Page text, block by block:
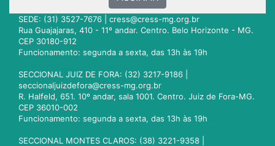
SEDE: (31) 3527-7676 | cress@cress-mg.org.br
Rua Guajajaras, 410 - 11º andar. Centro. Belo Horizonte - MG.
CEP 30180-912
Funcionamento: segunda a sexta, das 13h às 19h
SECCIONAL JUIZ DE FORA: (32) 3217-9186 |
seccionaljuizdefora@cress-mg.org.br
R. Halfeld, 651. 10º andar, sala 1001. Centro. Juiz de Fora-MG.
CEP 36010-002
Funcionamento: segunda a sexta, das 13h às 19h
SECCIONAL MONTES CLAROS: (38) 3221-9358 |